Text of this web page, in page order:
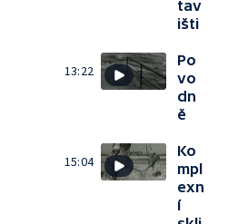
tav
išti
13:22
Po
vo
dn
ě
15:04
Ko
mpl
exn
í